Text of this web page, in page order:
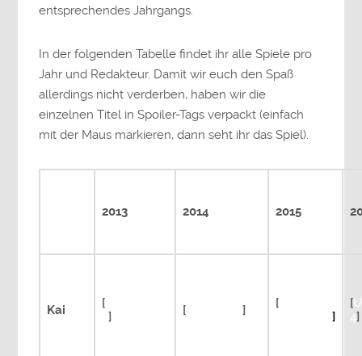
entsprechendes Jahrgangs.
In der folgenden Tabelle findet ihr alle Spiele pro
Jahr und Redakteur. Damit wir euch den Spaß
allerdings nicht verderben, haben wir die
einzelnen Titel in Spoiler-Tags verpackt (einfach
mit der Maus markieren, dann seht ihr das Spiel).
2013 2014 2015
Kai [
5] [ Last of Us] [
Simulator]
[
4]